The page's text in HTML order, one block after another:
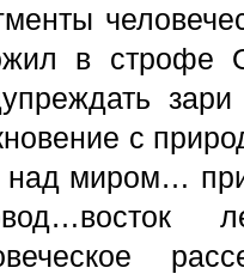
в строфе
с
над миром…